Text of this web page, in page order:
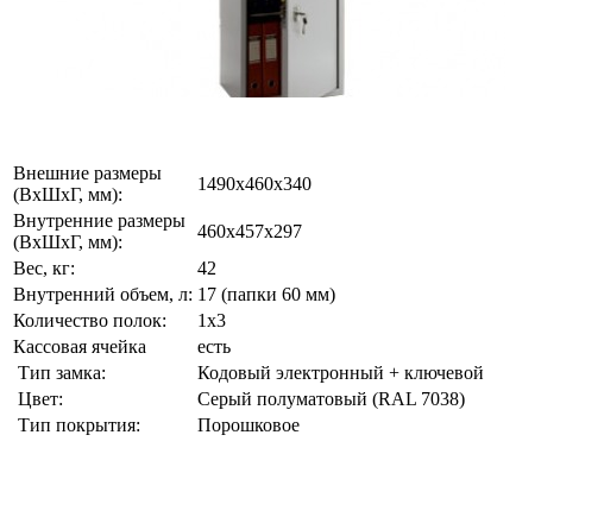
Внешние размеры
(ВхШхГ, мм):
1490x460x340
Внутренние размеры
(ВхШхГ, мм):
460x457x297
Вес, кг:
42
Внутренний объем, л: 17 (папки 60 мм)
Количество полок:
1х3
Кассовая ячейка
есть
Тип замка:
Кодовый электронный + ключевой
Цвет:
Серый полуматовый (RAL 7038)
Тип покрытия:
Порошковое